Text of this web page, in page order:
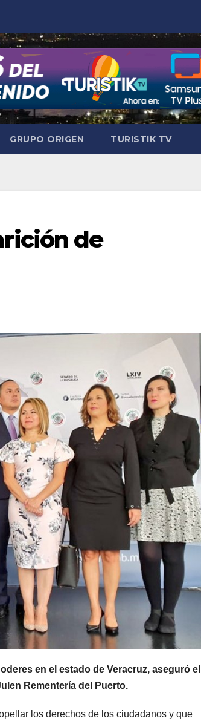
GRUPO ORIGEN TURISTIK TV
de
en el estado de Veracruz, aseguró el
Rementería del Puerto.
los derechos de los ciudadanos y que